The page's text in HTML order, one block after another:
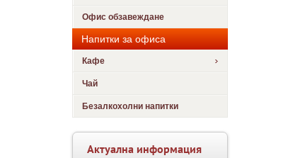
Офис обзавеждане
Напитки за офиса
Кафе
Чай
Безалкохолни напитки
Актуална информация